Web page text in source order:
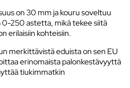
on 30 mm ja kouru soveltuu
0-250 astetta, mikä tekee siitä
erilaisiin kohteisiin.
merkittävistä eduista on sen EU
erinomaista palonkestävyyttä
tiukimmatkin